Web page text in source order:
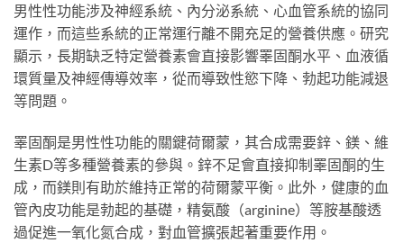
男性性功能涉及神經系統、內分泌系統、心血管系統的協同
運作，而這些系統的正常運行離不開充足的營養供應。研究
顯示，長期缺乏特定營養素會直接影響睪固酮水平、血液循
環質量及神經傳導效率，從而導致性慾下降、勃起功能減退
等問題。
睪固酮是男性性功能的關鍵荷爾蒙，其合成需要鋅、鎂、維
生素D等多種營養素的參與。鋅不足會直接抑制睪固酮的生
成，而鎂則有助於維持正常的荷爾蒙平衡。此外，健康的血
管內皮功能是勃起的基礎，精氨酸（arginine）等胺基酸透
過促進一氧化氮合成，對血管擴張起著重要作用。